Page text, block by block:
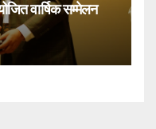
वार्षिक सम्मेलन